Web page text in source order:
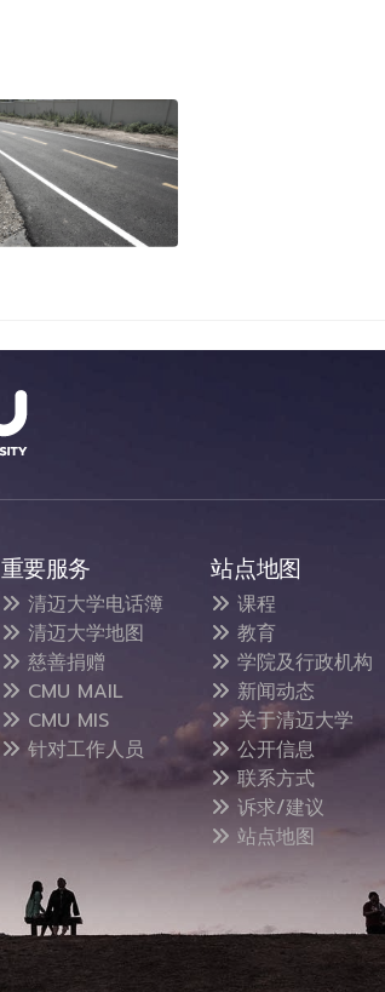
重要服务
清迈大学电话簿
清迈大学地图
慈善捐赠
CMU MAIL
CMU MIS
针对工作人员
站点地图
课程
教育
学院及行政机构
新闻动态
关于清迈大学
公开信息
联系方式
诉求/建议
站点地图